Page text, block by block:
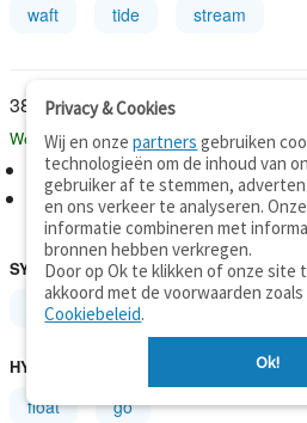
waft tide stream
to blow
Werkwoord
afdrijven
be in motion due to some air or
"The leaves were blowing in the wind"
SYNONIEMEN
be adrift
HYPERONIEMEN
float go
Privacy & Cookies
Wij en onzepartners gebruiken
technologieën om de inhoud van
gebruiker af te stemmen,
en ons verkeer te analyseren.
informatie combineren met
bronnen hebben verkregen.
Door op Ok te klikken of onze site
akkoord met de voorwaarden
Cookiebeleid.
Ok!